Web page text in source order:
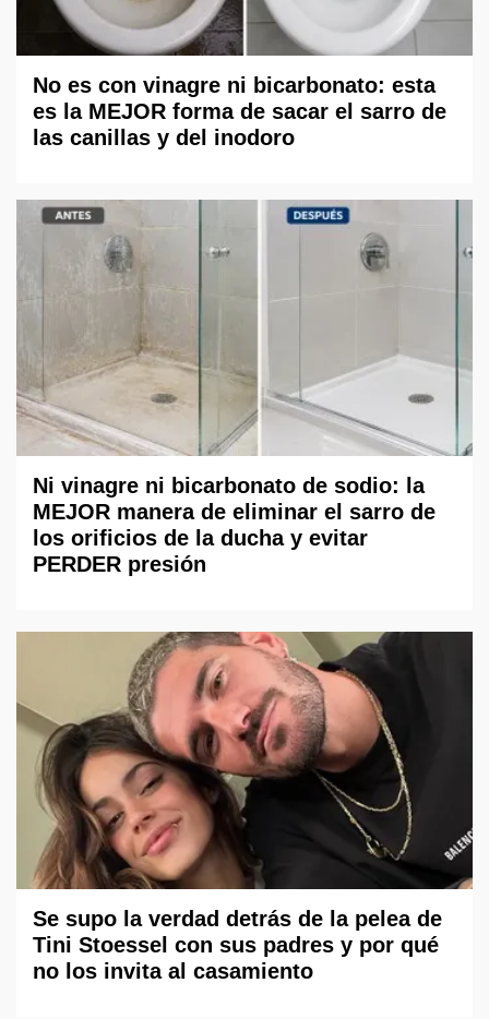
No es con vinagre ni bicarbonato: esta
es la MEJOR forma de sacar el sarro de
las canillas y del inodoro
Ni vinagre ni bicarbonato de sodio: la
MEJOR manera de eliminar el sarro de
los orificios de la ducha y evitar
PERDER presión
Se supo la verdad detrás de la pelea de
Tini Stoessel con sus padres y por qué
no los invita al casamiento